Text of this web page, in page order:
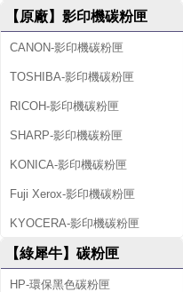
【原廠】影印機碳粉匣
CANON-影印機碳粉匣
TOSHIBA-影印機碳粉匣
RICOH-影印機碳粉匣
SHARP-影印機碳粉匣
KONICA-影印機碳粉匣
Fuji Xerox-影印機碳粉匣
KYOCERA-影印機碳粉匣
【綠犀牛】碳粉匣
HP-環保黑色碳粉匣